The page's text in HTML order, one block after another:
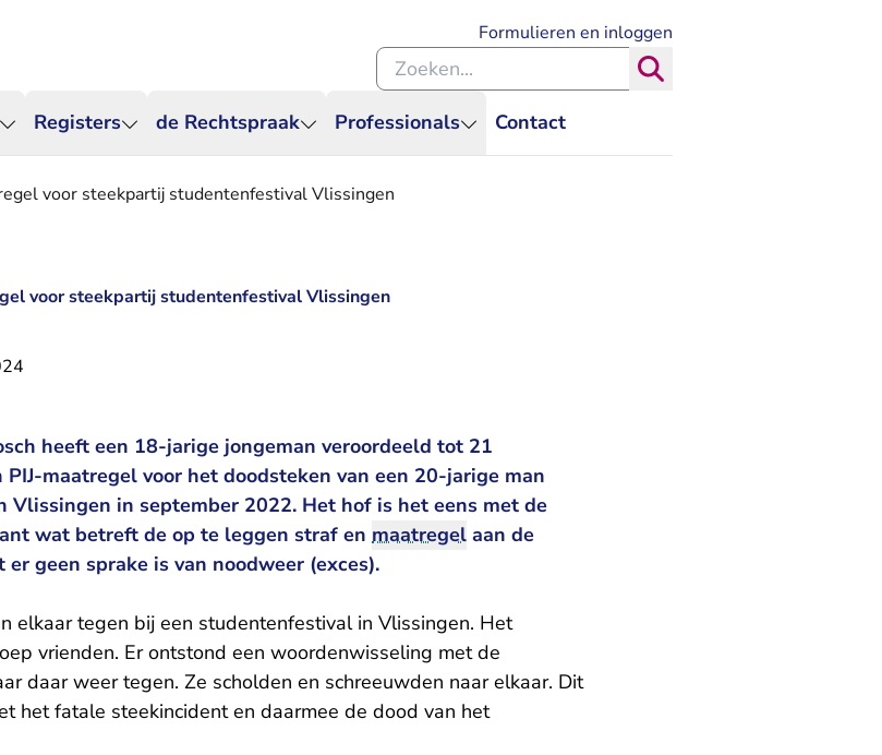
Registers de Rechtspraak Professionals Contact
Formulieren en inloggen
Zoeken binnen de Rechtspraak
voor steekpartij studentenfestival Vlissingen
voor steekpartij studentenfestival Vlissingen
heeft een 18-jarige jongeman veroordeeld tot 21
maatregel voor het doodsteken van een 20-jarige man
in september 2022. Het hof is het eens met de
- U verlaat Rechtspraak.nl
wat betreft de op te leggen straf en maatregel aan de
geen sprake is van noodweer (exces).
elkaar tegen bij een studentenfestival in Vlissingen. Het
vrienden. Er ontstond een woordenwisseling met de
daar weer tegen. Ze scholden en schreeuwden naar elkaar. Dit
het fatale steekincident en daarmee de dood van het